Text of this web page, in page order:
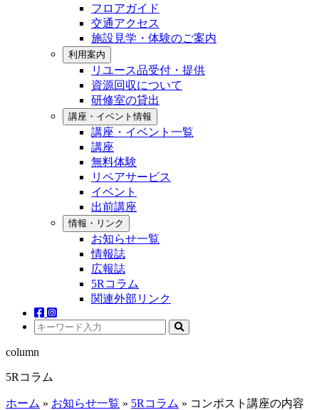
フロアガイド
交通アクセス
施設見学・体験のご案内
利用案内
リユース品受付・提供
資源回収について
研修室の貸出
講座・イベント情報
講座・イベント一覧
講座
無料体験
リペアサービス
イベント
出前講座
情報・リンク
お知らせ一覧
情報誌
広報誌
5Rコラム
関連外部リンク
column
5Rコラム
ホーム » お知らせ一覧 » 5Rコラム » コンポスト講座の内容